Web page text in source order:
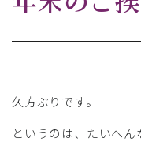
久方ぶりです。
というのは、たいへ